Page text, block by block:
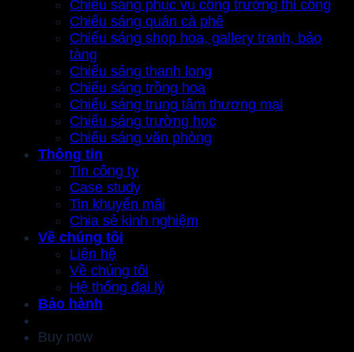
Chiếu sáng phục vụ công trường thi công
Chiếu sáng quán cà phê
Chiếu sáng shop hoa, gallery tranh, bảo
tàng
Chiếu sáng thanh long
Chiếu sáng trồng hoa
Chiếu sáng trung tâm thương mại
Chiếu sáng trường học
Chiếu sáng văn phòng
Thông tin
Tin công ty
Case study
Tin khuyến mãi
Chia sẻ kinh nghiệm
Về chúng tôi
Liên hệ
Về chúng tôi
Hệ thống đại lý
Bảo hành
Buy now